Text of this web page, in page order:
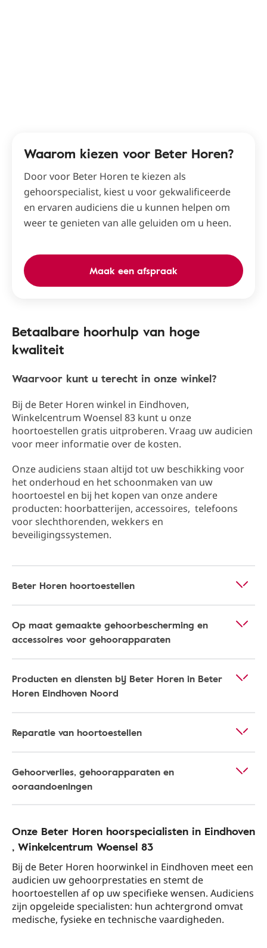
Waarom kiezen voor Beter Horen?
Door voor Beter Horen te kiezen als
gehoorspecialist, kiest u voor gekwalificeerde
en ervaren audiciens die u kunnen helpen om
weer te genieten van alle geluiden om u heen.
Maak een afspraak
Betaalbare hoorhulp van hoge
kwaliteit
Waarvoor kunt u terecht in onze winkel?
Bij de Beter Horen winkel in Eindhoven​,
Winkelcentrum Woensel 83​ kunt u onze
hoortoestellen gratis uitproberen. Vraag uw audicien
voor meer informatie over de kosten.
Onze audiciens staan altijd tot uw beschikking ​​voor
het onderhoud en het schoonmaken van uw
hoortoestel en bij het kopen van onze andere
producten: hoorbatterijen, accessoires, telefoons
voor slechthorenden, wekkers en
beveiligingssystemen.
Beter Horen hoortoestellen
Op maat gemaakte gehoorbescherming en
accessoires voor gehoorapparaten
Producten en diensten bij Beter Horen in Beter
Horen Eindhoven Noord
Reparatie van hoortoestellen
Gehoorverlies, gehoorapparaten en
ooraandoeningen
Onze Beter Horen hoorspecialisten in Eindhoven​
, Winkelcentrum Woensel 83​
Bij de Beter Horen hoorwinkel in Eindhoven​ meet een
audicien uw gehoorprestaties en stemt de
hoortoestellen af op uw specifieke wensen. Audiciens
zijn opgeleide specialisten: hun achtergrond omvat
medische, fysieke en technische vaardigheden.